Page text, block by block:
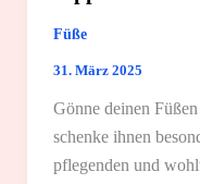
Füße
31. März 2025
Gönne deinen
schenke ihnen
pflegenden und